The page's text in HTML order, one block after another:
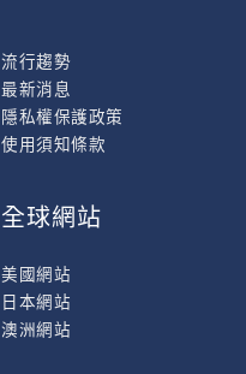
流行趨勢
最新消息
隱私權保護政策
使用須知條款
全球網站
美國網站
日本網站
澳洲網站